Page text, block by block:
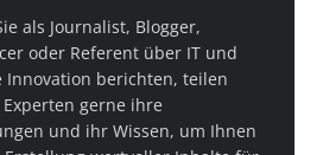
als Journalist, Blogger,
oder Referent über IT und
Innovation berichten, teilen
gerne ihre
und ihr Wissen, um Ihnen